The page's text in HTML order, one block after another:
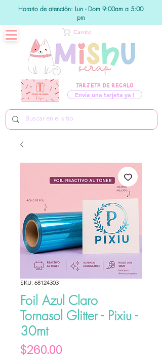
Horario de atención: Lun - Dom 9:00am a 5:00
pm
TARJETA DE REGALO
Envía una tarjeta ya !
Carrito
SKU: 68124303
Foil Azul Claro
Tornasol Glitter - Pixiu -
30mt
$260.00